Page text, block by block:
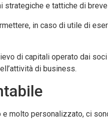
strategiche e tattiche di
in caso di utile di
di capitali operato dai soci
di business.
e molto personalizzato, ci